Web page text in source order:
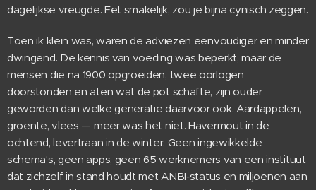
dagelijkse vreugde. Eet smakelijk, zou je bijna cynisch zeggen.
Toen ik klein was, waren de adviezen eenvoudiger en minder
dwingend. De kennis van voeding was beperkt, maar de
mensen die na 1900 opgroeiden, twee oorlogen
doorstonden en aten wat de pot schafte, zijn ouder
geworden dan welke generatie daarvoor ook. Aardappelen,
groente, vlees — meer was het niet. Havermout in de
ochtend, levertraan in de winter. Geen ingewikkelde
schema's, geen apps, geen 65 werknemers van een instituut
dat zichzelf in stand houdt met ANBI‑status en miljoenen aan